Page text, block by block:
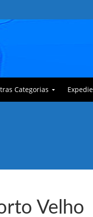
Categorias
Velho